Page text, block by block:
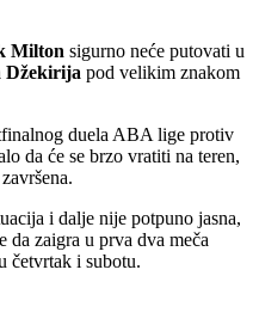
Milton sigurno neće putovati u
Džekirija pod velikim znakom
duela ABA lige protiv
da će se brzo vratiti na teren,
i dalje nije potpuno jasna,
da zaigra u prva dva meča
četvrtak i subotu.